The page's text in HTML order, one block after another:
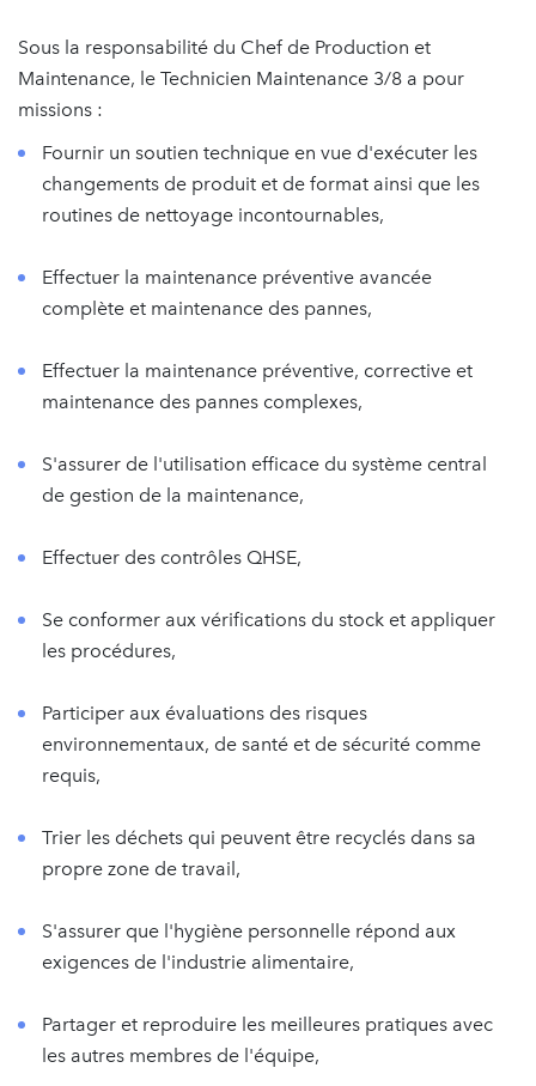
Sous la responsabilité du Chef de Production et
Maintenance, le Technicien Maintenance 3/8 a pour
missions :
Fournir un soutien technique en vue d'exécuter les
changements de produit et de format ainsi que les
routines de nettoyage incontournables,
Effectuer la maintenance préventive avancée
complète et maintenance des pannes,
Effectuer la maintenance préventive, corrective et
maintenance des pannes complexes,
S'assurer de l'utilisation efficace du système central
de gestion de la maintenance,
Effectuer des contrôles QHSE,
Se conformer aux vérifications du stock et appliquer
les procédures,
Participer aux évaluations des risques
environnementaux, de santé et de sécurité comme
requis,
Trier les déchets qui peuvent être recyclés dans sa
propre zone de travail,
S'assurer que l'hygiène personnelle répond aux
exigences de l'industrie alimentaire,
Partager et reproduire les meilleures pratiques avec
les autres membres de l'équipe,